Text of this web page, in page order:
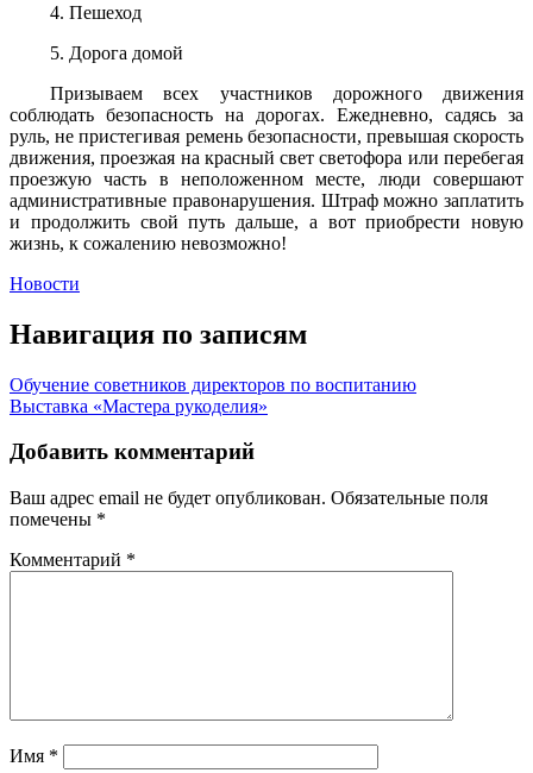
4. Пешеход
5. Дорога домой
Призываем всех участников дорожного движения
соблюдать безопасность на дорогах. Ежедневно, садясь за
руль, не пристегивая ремень безопасности, превышая скорость
движения, проезжая на красный свет светофора или перебегая
проезжую часть в неположенном месте, люди совершают
административные правонарушения. Штраф можно заплатить
и продолжить свой путь дальше, а вот приобрести новую
жизнь, к сожалению невозможно!
Новости
Навигация по записям
Обучение советников директоров по воспитанию
Выставка «Мастера рукоделия»
Добавить комментарий
Ваш адрес email не будет опубликован. Обязательные поля
помечены *
Комментарий *
Имя *